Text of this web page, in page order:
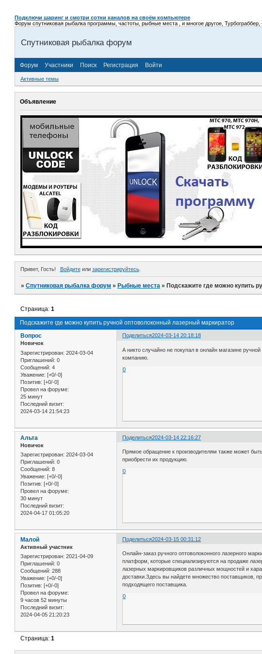
Подключи шаринг и смотри сотни каналов на своём компьютере
Форум спутниковая рыбалка программы, частоты, рыбные места , и многое другое,
Спутниковая рыбалка форум
Форум Участники Поиск Регистрация Войти
Активные темы
Объявление
Привет, Гость! Войдитеили зарегистрируйтесь.
»Спутниковая рыбалка форум » Рыбные места » Подскажите где можно купить
Подскажите где можно купить ручной оптоволоконный лазерный маркиратор
Страница:1
Поделиться2024-03-14 20:18:18
Вопрос
Новичок
Зарегистрирован: 2024-03-04
Приглашений: 0
Сообщений: 4
Уважение: [+0/-0]
Позитив: [+0/-0]
Провел на форуме:
25 минут
Последний визит:
2024-03-14 21:54:23
А никто случайно не покупал в онлайн магазине
компанию.
0
Поделиться2024-03-14 22:16:27
Альта
Новичок
Зарегистрирован: 2024-03-04
Приглашений: 0
Сообщений: 8
Уважение: [+0/-0]
Позитив: [+0/-0]
Провел на форуме:
30 минут
Последний визит:
2024-04-17 01:05:20
Прямое обращение к производителям также может
приобрести их продукцию.
0
Поделиться2024-03-15 00:31:12
Малой
Активный участник
Зарегистрирован: 2021-04-09
Приглашений: 0
Сообщений: 288
Уважение: [+0/-0]
Позитив: [+0/-0]
Провел на форуме:
9 часов 52 минуты
Последний визит:
2024-04-05 21:20:23
Онлайн-заказ ручного оптоволоконного лазерного
платформ, которые специализируются на продаже
лазерных маркировщиков различных мощностей и
доставки.Здесь вы найдете множество поставщиков,
подходящего поставщика.
0
Страница:1